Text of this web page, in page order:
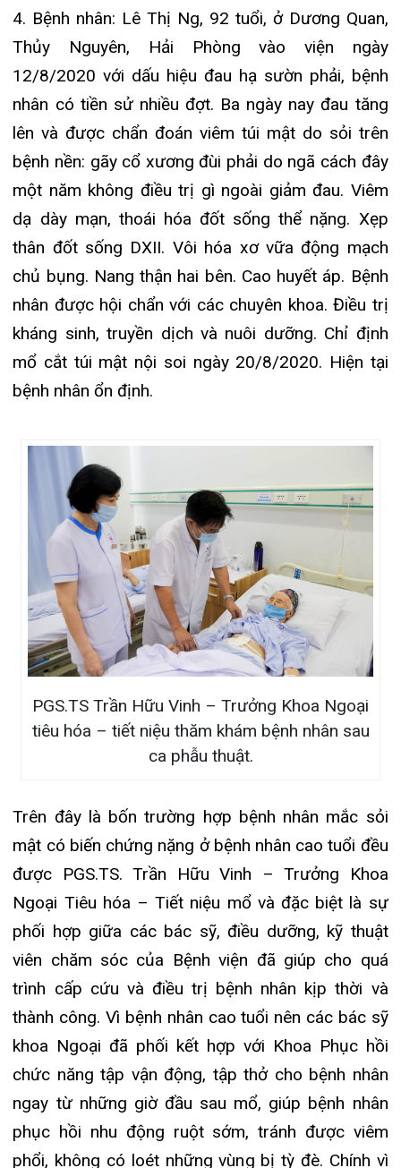
ca phẫu thuật.
Trên đây là bốn trường hợp bệnh nhân mắc sỏi
mật có biến chứng nặng ở bệnh nhân cao tuổi đều
được PGS.TS. Trần Hữu Vinh – Trưởng Khoa
Ngoại Tiêu hóa – Tiết niệu mổ và đặc biệt là sự
phối hợp giữa các bác sỹ, điều dưỡng, kỹ thuật
viên chăm sóc của Bệnh viện đã giúp cho quá
trình cấp cứu và điều trị bệnh nhân kịp thời và
thành công. Vì bệnh nhân cao tuổi nên các bác sỹ
khoa Ngoại đã phối kết hợp với Khoa Phục hồi
chức năng tập vận động, tập thở cho bệnh nhân
ngay từ những giờ đầu sau mổ, giúp bệnh nhân
phục hồi nhu động ruột sớm, tránh được viêm
phổi, không có loét những vùng bị tỳ đè. Chính vì
vậy, ghi nhận tất cả bệnh nhân hồi phục rất nhanh
Chia sẻ với chúng tôi, bệnh nhân và người nhà đã
vui mừng cho biết: Ngay từ khi đến khám cấp cứu
tại bệnh viện họ đã nhận được sự quan tâm và
chăm sóc rất chu đáo, tận tình của các y bác sỹ;
quan trọng hơn, bệnh tình hiện tại của các bệnh
nhân đã hoàn toàn bình phục, sức khỏe cũng cải
thiện nhanh chóng. Qua các trường hợp lâm sàng
trên cho thấy, sự phối hợp điều trị bệnh nhân giữa
các chuyên khoa trong bệnh viện rất có giá trị. Đối
cứu thì việc hội chẩn giữa các khoa chuyên sâu và
việc chuẩn bị bệnh nhân trước mổ tốt là những
yếu tố đem lại hiệu quả điều trị cao, an toàn cho
bệnh nhân có tiền sử sỏi mật nên chủ động đến
tránh được những tai biến nặng nề và nguy hiểm.
Tin mới nhất
THÔNG BÁO THAY ĐỔI GIỜ LÀM
31/07/2026
TRẢI NGHIỆM Y TẾ CHUẨN QUỐC
TẾ CHẠM ĐẾN TRÁI TI...
BỆNH VIỆN ĐA KHOA QUỐC TẾ